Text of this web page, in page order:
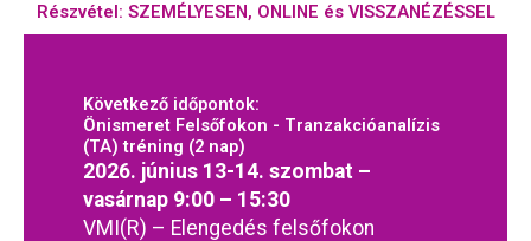
Részvétel: SZEMÉLYESEN, ONLINE és VISSZANÉZÉSSEL
Következő időpontok:
Önismeret Felsőfokon - Tranzakcióanalízis
(TA) tréning (2 nap)
2026. június 13-14. szombat –
vasárnap 9:00 – 15:30
VMI (R) – Elengedés felsőfokon